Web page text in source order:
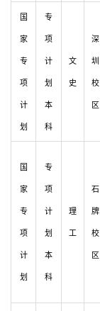
国
家
专
项
计
划
专
项
计
划
本
科
文
史
深
圳
校
区
国
家
专
项
计
划
专
项
计
划
本
科
理
工
石
牌
校
区